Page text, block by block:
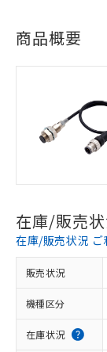
商品概要
在庫/販売
在庫/販売状況 ご
販売状況
機種区分
在庫状況